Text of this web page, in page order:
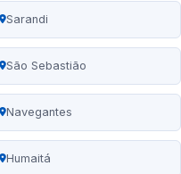
Sarandi
São Sebastião
Navegantes
Humaitá